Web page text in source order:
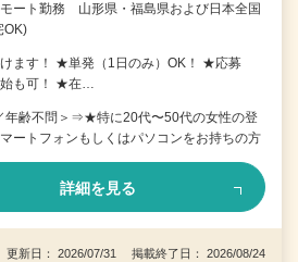
ート勤務 山形県・福島県および日本全国
OK)
ます！ ★単発（1日のみ）OK！ ★応募
も可！ ★在…
年齢不問＞⇒★特に20代〜50代の女性の登
トフォンもしくはパソコンをお持ちの方
詳細を見る
更新日： 2026/07/31 掲載終了日： 2026/08/24